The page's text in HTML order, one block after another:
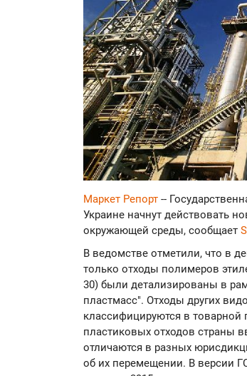
Маркет Репорт --
Украине начнут действовать
окружающей среды, сообщает
В ведомстве отметили, что в
только отходы полимеров
30) были детализированы в
пластмасс". Отходы других
классифицируются в товарной
пластиковых отходов страны
отличаются в разных
об их перемещении. В версии